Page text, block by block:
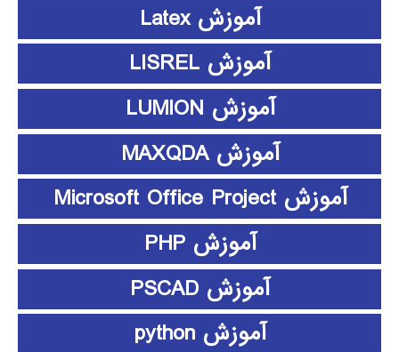
آموزش Latex
آموزش LISREL
آموزش LUMION
آموزش MAXQDA
آموزش Microsoft Office Project
آموزش PHP
آموزش PSCAD
آموزش python